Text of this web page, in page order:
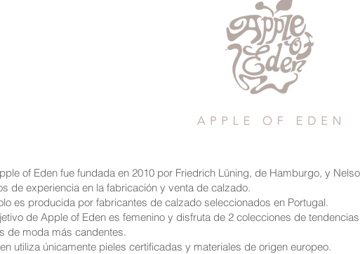
of Eden fue fundada en 2010 por Friedrich Lüning, de Hamburgo, y
de experiencia en la fabricación y venta de calzado.
es producida por fabricantes de calzado seleccionados en Portugal.
de Apple of Eden es femenino y disfruta de 2 colecciones de
de moda más candentes.
utiliza únicamente pieles certificadas y materiales de origen europeo.